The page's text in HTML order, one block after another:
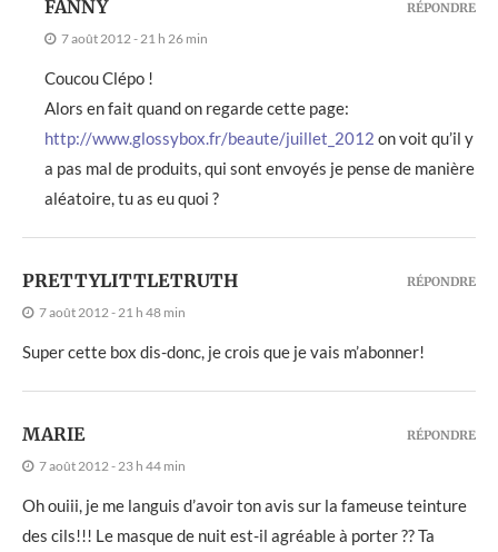
FANNY
7 août 2012 - 21 h 26 min
Coucou Clépo !
Alors en fait quand on regarde cette page:
http://www.glossybox.fr/beaute/juillet_2012 on voit qu’il y
a pas mal de produits, qui sont envoyés je pense de manière
aléatoire, tu as eu quoi ?
RÉPONDRE
PRETTYLITTLETRUTH
7 août 2012 - 21 h 48 min
Super cette box dis-donc, je crois que je vais m’abonner!
RÉPONDRE
MARIE
7 août 2012 - 23 h 44 min
Oh ouiii, je me languis d’avoir ton avis sur la fameuse teinture
des cils!!! Le masque de nuit est-il agréable à porter ?? Ta
RÉPONDRE